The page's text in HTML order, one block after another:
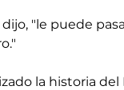
"le puede
la historia del